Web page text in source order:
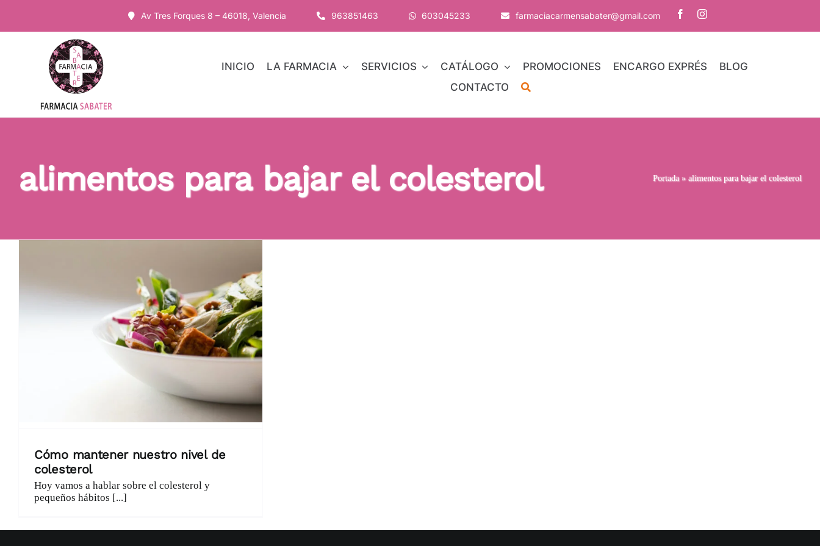
contenido
Av Tres Forques 8 – 46018, Valencia 963851463 603045233 farmaciacarmensabater@gmail.com
INICIO LA FARMACIA SERVICIOS CATÁLOGO PROMOCIONES ENCARGO EXPRÉS
BLOG
CONTACTO
alimentos para bajar el colesterol Portada» alimentos para bajar el colesterol
Cómo mantener nuestro nivel de
colesterol
Hoy vamos a hablar sobre el colesterol y
pequeños hábitos [...]